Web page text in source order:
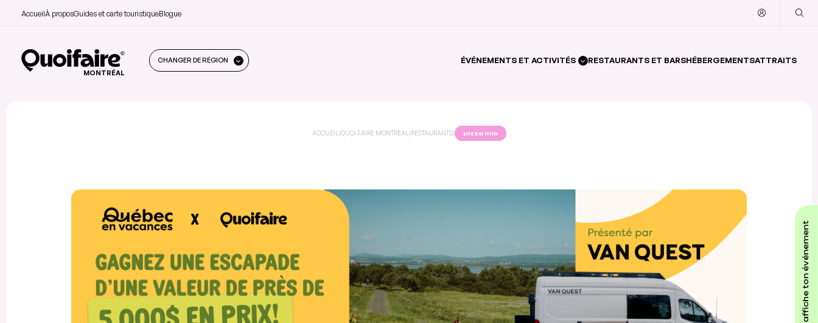
AccueilÀ proposGuides et carte touristiqueBlogue
MONTRÉAL
CHANGER DE RÉGION ÉVÉNEMENTS ET ACTIVITÉS RESTAURANTS ET BARSHÉBERGEMENTSATTRAITS
affiche ton événement
ACCUEIL |QUOI FAIRE MONTRÉAL |RESTAURANTS| pizza mia